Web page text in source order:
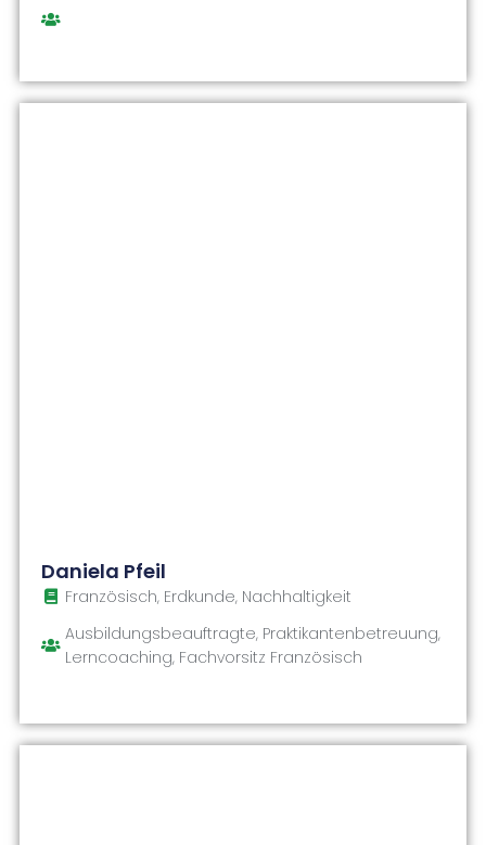
Daniela Pfeil
Französisch, Erdkunde, Nachhaltigkeit
Ausbildungsbeauftragte, Praktikantenbetreuung,
Lerncoaching, Fachvorsitz Französisch